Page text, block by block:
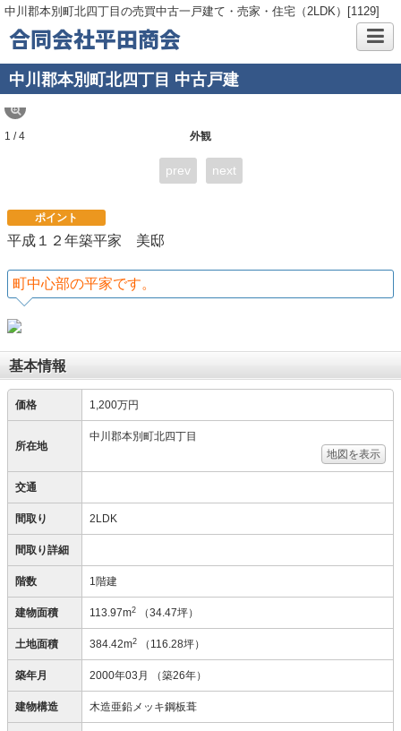
中川郡本別町北四丁目の売買中古一戸建て・売家・住宅（2LDK）[1129]
合同会社平田商会
中川郡本別町北四丁目 中古戸建
外観
1 / 4
prev next
ポイント
平成１２年築平家 美邸
町中心部の平家です。
基本情報
価格 1,200万円
所在地
中川郡本別町北四丁目
地図を表示
交通
間取り 2LDK
間取り詳細
階数 1階建
建物面積 113.97m2 （34.47坪）
土地面積 384.42m2 （116.28坪）
築年月 2000年03月 （築26年）
建物構造 木造亜鉛メッキ鋼板葺